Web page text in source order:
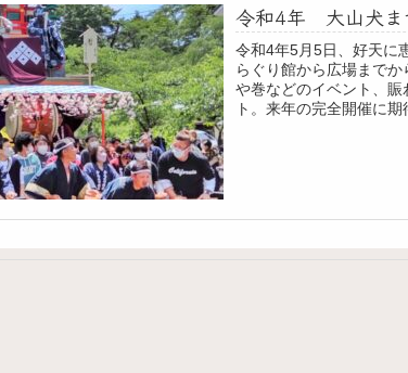
令和4年 大山犬ま
令和4年5月5日、好天に
らぐり館から広場まで
や巻などのイベント、
ト。来年の完全開催に期